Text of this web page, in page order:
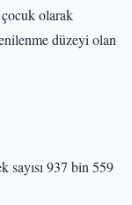
olarak
düzeyi olan
sayısı 937 bin 559